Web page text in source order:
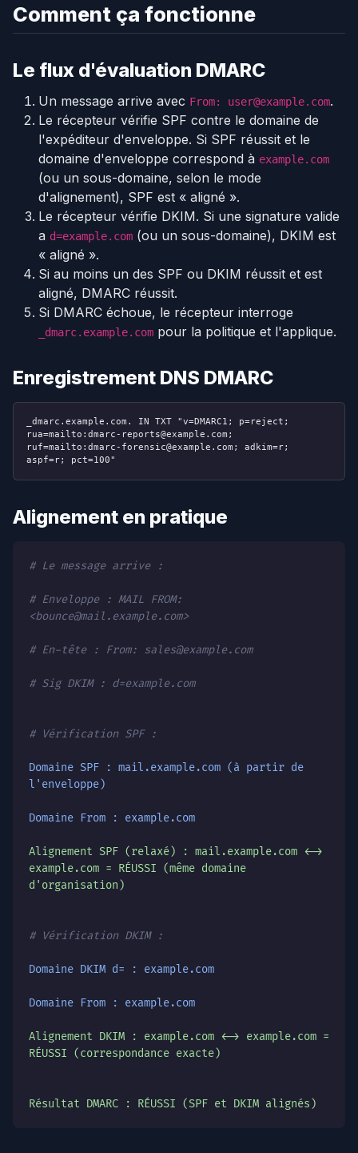
Comment ça fonctionne
Le flux d'évaluation DMARC
Un message arrive avec From: user@example.com.
Le récepteur vérifie SPF contre le domaine de
l'expéditeur d'enveloppe. Si SPF réussit et le
domaine d'enveloppe correspond à example.com
(ou un sous-domaine, selon le mode
d'alignement), SPF est « aligné ».
Le récepteur vérifie DKIM. Si une signature valide
a d=example.com (ou un sous-domaine), DKIM est
« aligné ».
Si au moins un des SPF ou DKIM réussit et est
aligné, DMARC réussit.
Si DMARC échoue, le récepteur interroge
_dmarc.example.com pour la politique et l'applique.
Enregistrement DNS DMARC
_dmarc.example.com. IN TXT "v=DMARC1; p=reject;
rua=mailto:dmarc-reports@example.com;
ruf=mailto:dmarc-forensic@example.com; adkim=r;
aspf=r; pct=100"
Alignement en pratique
# Le message arrive :
# Enveloppe : MAIL FROM:
<bounce@mail.example.com>
# En-tête : From: sales@example.com
# Sig DKIM : d=example.com
# Vérification SPF :
Domaine SPF : mail.example.com (à partir de
l'enveloppe)
Domaine From : example.com
Alignement SPF (relaxé) : mail.example.com <->
example.com = RÉUSSI (même domaine
d'organisation)
# Vérification DKIM :
Domaine DKIM d= : example.com
Domaine From : example.com
Alignement DKIM : example.com <-> example.com =
RÉUSSI (correspondance exacte)
Résultat DMARC : RÉUSSI (SPF et DKIM alignés)